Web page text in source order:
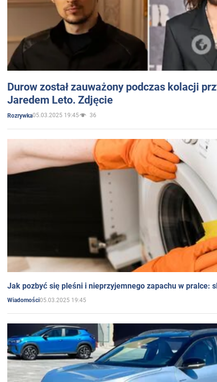
Durow został zauważony podczas kolacji
Jaredem Leto. Zdjęcie
Rozrywka05.03.2025 19:45 36
Jak pozbyć się pleśni i nieprzyjemnego zapachu w pralce:
Wiadomości05.03.2025 19:45